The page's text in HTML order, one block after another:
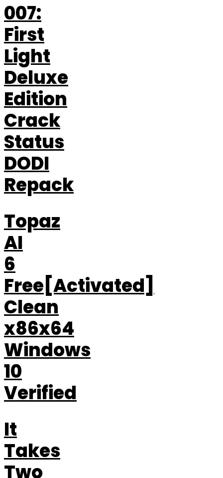
007:
First
Light
Deluxe
Edition
Crack
Status
DODI
Repack
Topaz
AI
6
Free[Activated]
Clean
x86x64
Windows
10
Verified
It
Takes
Two